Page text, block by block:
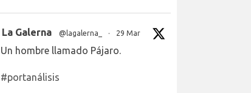
La Galerna @lagalerna_ · 29 Mar
Un hombre llamado Pájaro.
#portanálisis